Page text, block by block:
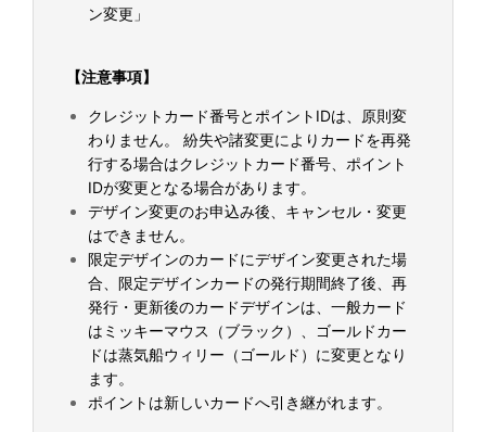
ン変更」
【注意事項】
クレジットカード番号とポイントIDは、原則変
わりません。 紛失や諸変更によりカードを再発
行する場合はクレジットカード番号、ポイント
IDが変更となる場合があります。
デザイン変更のお申込み後、キャンセル・変更
はできません。
限定デザインのカードにデザイン変更された場
合、限定デザインカードの発行期間終了後、再
発行・更新後のカードデザインは、一般カード
はミッキーマウス（ブラック）、ゴールドカー
ドは蒸気船ウィリー（ゴールド）に変更となり
ます。
ポイントは新しいカードへ引き継がれます。